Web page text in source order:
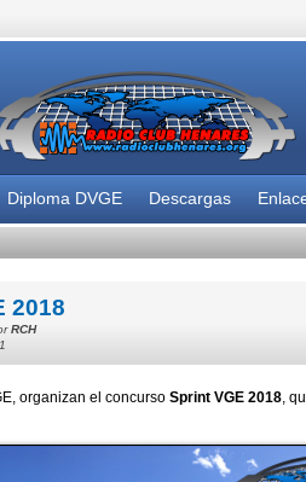
Diploma DVGE Descargas
2018
RCH
organizan el concurso Sprint VGE 2018,